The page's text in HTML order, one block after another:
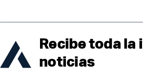
Recibe toda
noticias